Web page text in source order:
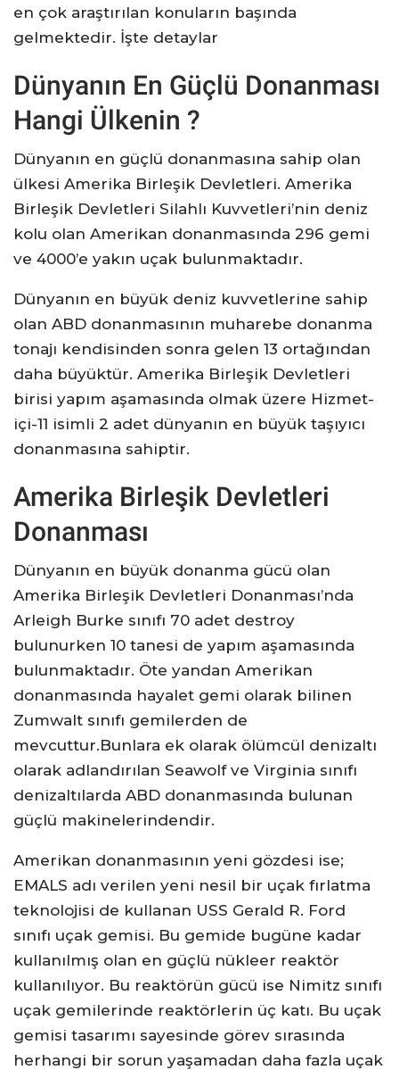
en çok araştırılan konuların başında
gelmektedir. İşte detaylar
Dünyanın En Güçlü Donanması
Hangi Ülkenin ?
Dünyanın en güçlü donanmasına sahip olan
ülkesi Amerika Birleşik Devletleri. Amerika
Birleşik Devletleri Silahlı Kuvvetleri’nin deniz
kolu olan Amerikan donanmasında 296 gemi
ve 4000’e yakın uçak bulunmaktadır.
Dünyanın en büyük deniz kuvvetlerine sahip
olan ABD donanmasının muharebe donanma
tonajı kendisinden sonra gelen 13 ortağından
daha büyüktür. Amerika Birleşik Devletleri
birisi yapım aşamasında olmak üzere Hizmet-
içi-11 isimli 2 adet dünyanın en büyük taşıyıcı
donanmasına sahiptir.
Amerika Birleşik Devletleri
Donanması
Dünyanın en büyük donanma gücü olan
Amerika Birleşik Devletleri Donanması’nda
Arleigh Burke sınıfı 70 adet destroy
bulunurken 10 tanesi de yapım aşamasında
bulunmaktadır. Öte yandan Amerikan
donanmasında hayalet gemi olarak bilinen
Zumwalt sınıfı gemilerden de
mevcuttur.Bunlara ek olarak ölümcül denizaltı
olarak adlandırılan Seawolf ve Virginia sınıfı
denizaltılarda ABD donanmasında bulunan
güçlü makinelerindendir.
Amerikan donanmasının yeni gözdesi ise;
EMALS adı verilen yeni nesil bir uçak fırlatma
teknolojisi de kullanan USS Gerald R. Ford
sınıfı uçak gemisi. Bu gemide bugüne kadar
kullanılmış olan en güçlü nükleer reaktör
kullanılıyor. Bu reaktörün gücü ise Nimitz sınıfı
uçak gemilerinde reaktörlerin üç katı. Bu uçak
gemisi tasarımı sayesinde görev sırasında
herhangi bir sorun yaşamadan daha fazla uçak